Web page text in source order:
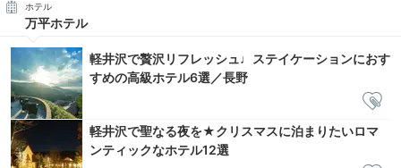
ホテル
万平ホテル
軽井沢で贅沢リフレッシュ♩ステイケーションにおす
すめの高級ホテル6選／長野
軽井沢で聖なる夜を★クリスマスに泊まりたいロマ
ンティックなホテル12選